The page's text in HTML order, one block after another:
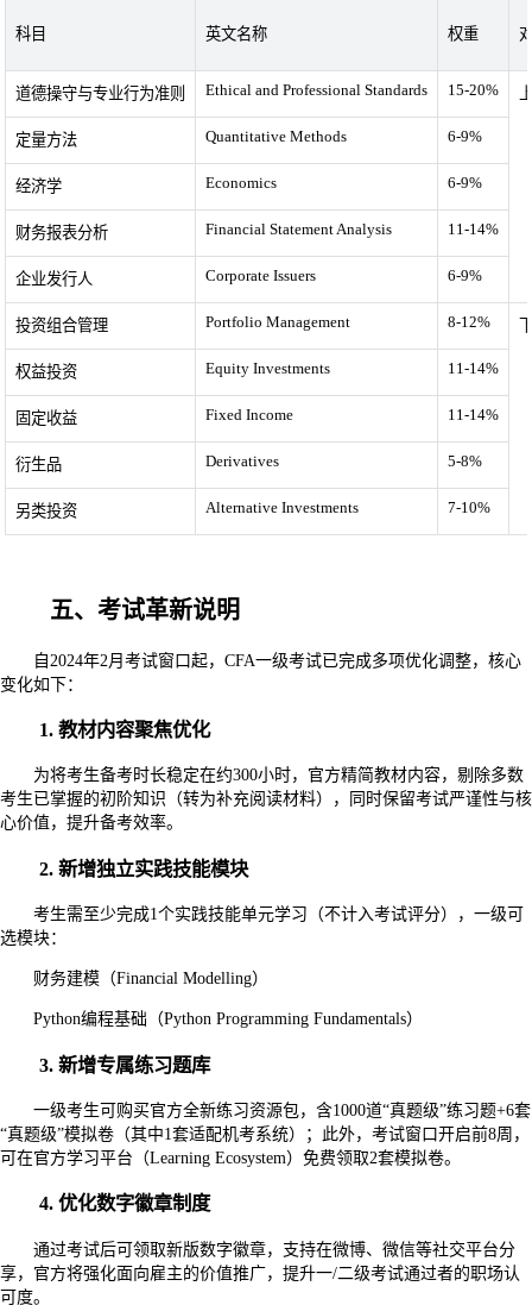
科目 英文名称 权重
道德操守与专业行为准则 Ethical and Professional Standards 15-20%
定量方法 Quantitative Methods 6-9%
经济学 Economics 6-9%
财务报表分析 Financial Statement Analysis 11-14%
企业发行人 Corporate Issuers 6-9%
投资组合管理 Portfolio Management 8-12%
权益投资 Equity Investments 11-14%
固定收益 Fixed Income 11-14%
衍生品 Derivatives 5-8%
另类投资 Alternative Investments 7-10%
五、考试革新说明
自2024年2月考试窗口起，CFA一级考试已完成多项优化调整，核心
变化如下：
1. 教材内容聚焦优化
为将考生备考时长稳定在约300小时，官方精简教材内容，剔除多数
考生已掌握的初阶知识（转为补充阅读材料），同时保留考试严谨性与核
心价值，提升备考效率。
2. 新增独立实践技能模块
考生需至少完成1个实践技能单元学习（不计入考试评分），一级可
选模块：
财务建模（Financial Modelling）
Python编程基础（Python Programming Fundamentals）
3. 新增专属练习题库
一级考生可购买官方全新练习资源包，含1000道“真题级”练习题+6套
“真题级”模拟卷（其中1套适配机考系统）；此外，考试窗口开启前8周，
可在官方学习平台（Learning Ecosystem）免费领取2套模拟卷。
4. 优化数字徽章制度
通过考试后可领取新版数字徽章，支持在微博、微信等社交平台分
享，官方将强化面向雇主的价值推广，提升一/二级考试通过者的职场认
可度。